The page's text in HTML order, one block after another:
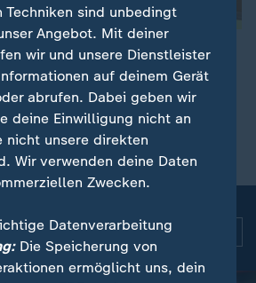
hat sich 2024 in Kenia eine
lassen - vermittelt durch die
Organhandel wurde sie zu
6.000 Euro verurteilt.
Aktuelle
Techniken sind unbedingt
Angebot. Mit deiner
wir und unsere Dienstleister
auf deinem Gerät
abrufen. Dabei geben wir
deine Einwilligung nicht an
nicht unsere direkten
Wir verwenden deine Daten
Zwecken.
Datenverarbeitung
Die Speicherung von
ermöglicht uns, dein